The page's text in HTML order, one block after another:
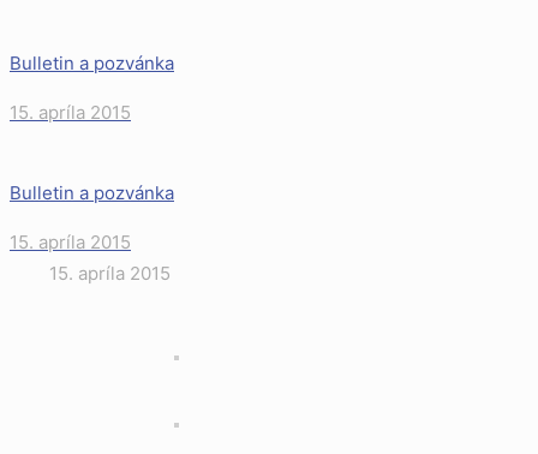
Bulletin a pozvánka
15. apríla 2015
Bulletin a pozvánka
15. apríla 2015
15. apríla 2015